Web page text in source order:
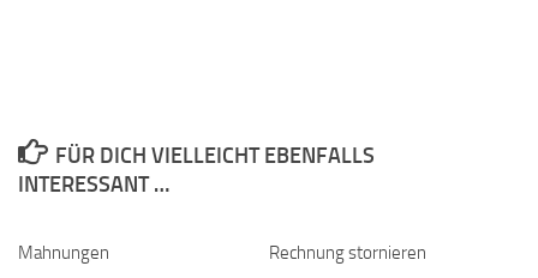
FÜR DICH VIELLEICHT EBENFALLS
INTERESSANT …
Mahnungen Rechnung stornieren